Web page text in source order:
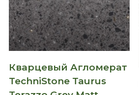
Кварцевый Агломерат
TechniStone Taurus